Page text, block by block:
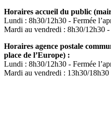
Horaires accueil du public
Lundi : 8h30/12h30 - Fermée
Mardi au vendredi : 8h30/12h30
Horaires agence postale
place de l’Europe) :
Lundi : 8h30/12h30 - Fermée
Mardi au vendredi : 13h30/18h30